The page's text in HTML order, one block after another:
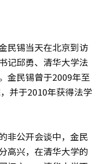
民锡当天在北京到访
记邱勇、清华大学法
金民锡曾于2009年至
并于2010年获得法学
非公开会谈中，金民
高兴，在清华大学的